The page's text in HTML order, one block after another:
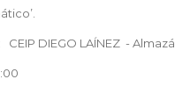
: CEIP DIEGO LAÍNEZ -